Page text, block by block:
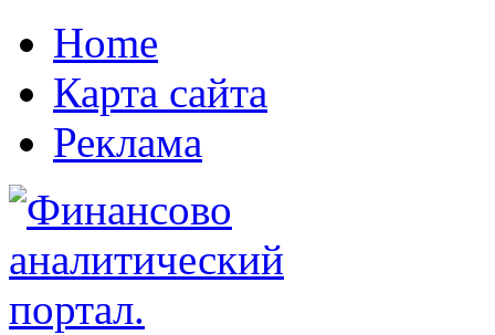
Home
Карта сайта
Реклама